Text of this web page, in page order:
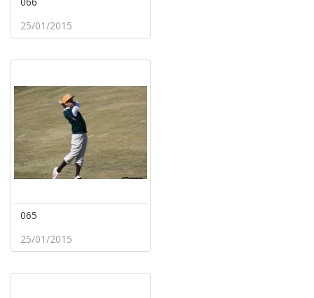
25/01/2015
065
25/01/2015